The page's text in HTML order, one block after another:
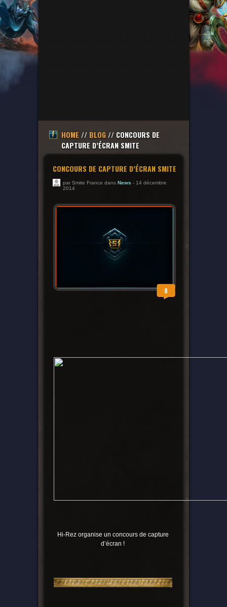
HOME // BLOG// CONCOURS DE
CAPTURE D’ÉCRAN SMITE
CONCOURS DE CAPTURE D’ÉCRAN SMITE
par Smite France dans News - 14 décembre
2014
0
Hi-Rez organise un concours de capture
d’écran !